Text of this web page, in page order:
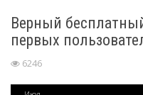
Верный
первых
6246